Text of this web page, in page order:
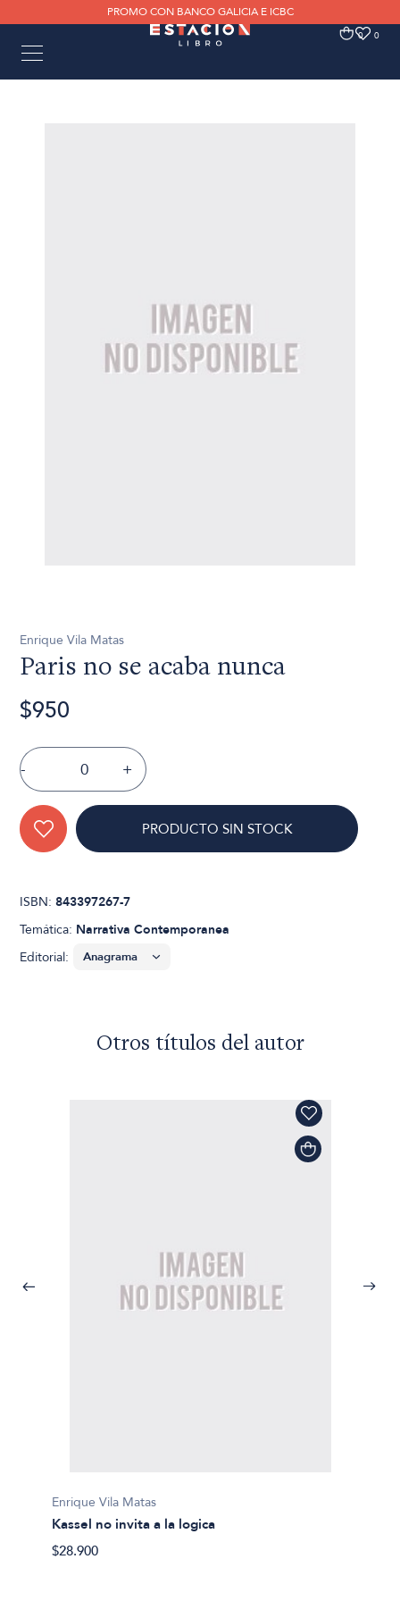
PROMO CON BANCO GALICIA E ICBC
0 0
Enrique Vila Matas
Paris no se acaba nunca
$950
- +
PRODUCTO SIN STOCK
ISBN:843397267-7
Temática: Narrativa Contemporanea
Editorial:
Otros títulos del autor
Enrique Vila Matas
Kassel no invita a la logica
$28.900